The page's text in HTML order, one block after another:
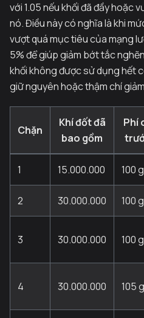
với 1.05 nếu khối đã đầy hoặc
nó. Điều này có nghĩa là khi
vượt quá mục tiêu của mạng
5% để giúp giảm bớt tắc
khối không được sử dụng hết
giữ nguyên hoặc thậm chí
Chặn
Khí đốt đã
bao gồm
Phí
1 15.000.000 100
2 30.000.000 100
3 30.000.000 100
4 30.000.000 105